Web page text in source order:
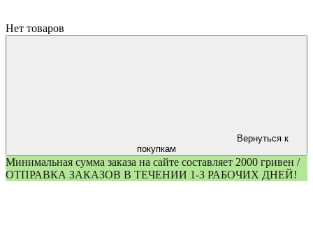
Нет товаров
Вернуться к
покупкам
Минимальная сумма заказа на сайте составляет 2000 гривен /
ОТПРАВКА ЗАКАЗОВ В ТЕЧЕНИИ 1-3 РАБОЧИХ ДНЕЙ!